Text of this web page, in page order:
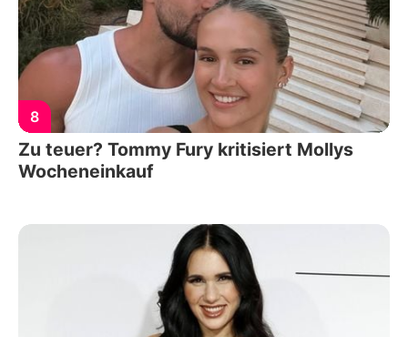
8
Zu teuer? Tommy Fury kritisiert Mollys
Wocheneinkauf